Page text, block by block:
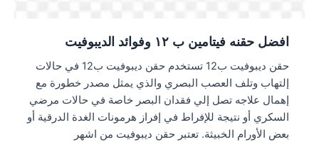
افضل حقنه فيتامين ب ١٢ وفوائد الديبوفيت
حقن ديبوفيت ب12 تستخدم حقن ديبوفيت ب12 في حالات
إلتهاب وتلف العصب البصري والذي يمثل مصدر خطورة مع
إهمال علاجه تصل إلي فقدان البصر خاصة في حالات مرضي
السكري أو نتيجة للإفراط في إفراز هرمونات الغدة الدرقية أو
بعض الأورام الخبيثة. تعتبر حقن ديبوفيت من اشهر